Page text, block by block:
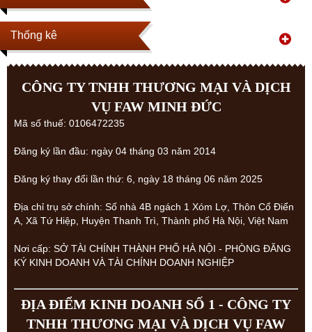
Thống kê
CÔNG TY TNHH THƯƠNG MẠI VÀ DỊCH
VỤ FAW MINH ĐỨC
Mã số thuế: 0106472235
Đăng ký lần đầu: ngày 04 tháng 03 năm 2014
Đăng ký thay đổi lần thứ: 6, ngày 18 tháng 06 năm 2025
Địa chỉ trụ sở chính: Số nhà 4B ngách 1 Xóm Lợ, Thôn Cổ Điển
A, Xã Tứ Hiệp, Huyện Thanh Trì, Thành phố Hà Nội, Việt Nam
Nơi cấp: SỞ TÀI CHÍNH THÀNH PHỐ HÀ NỘI - PHÒNG ĐĂNG
KÝ KINH DOANH VÀ TÀI CHÍNH DOANH NGHIỆP
ĐỊA ĐIỂM KINH DOANH SỐ 1 - CÔNG TY
TNHH THƯƠNG MẠI VÀ DỊCH VỤ FAW